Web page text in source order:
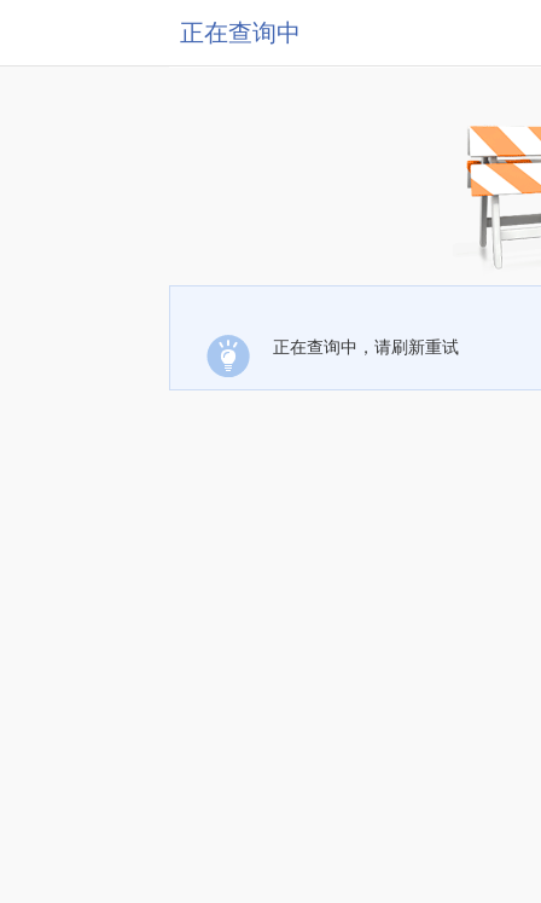
正在查询中
正在查询中，请刷新重试